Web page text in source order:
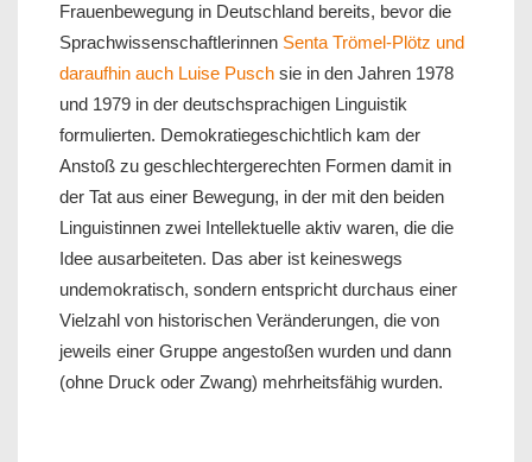
Frauenbewegung in Deutschland bereits, bevor die
Sprachwissenschaftlerinnen Senta Trömel-Plötz und
daraufhin auch Luise Pusch sie in den Jahren 1978
und 1979 in der deutschsprachigen Linguistik
formulierten. Demokratiegeschichtlich kam der
Anstoß zu geschlechtergerechten Formen damit in
der Tat aus einer Bewegung, in der mit den beiden
Linguistinnen zwei Intellektuelle aktiv waren, die die
Idee ausarbeiteten. Das aber ist keineswegs
undemokratisch, sondern entspricht durchaus einer
Vielzahl von historischen Veränderungen, die von
jeweils einer Gruppe angestoßen wurden und dann
(ohne Druck oder Zwang) mehrheitsfähig wurden.